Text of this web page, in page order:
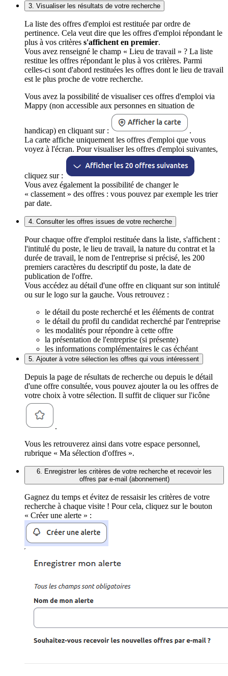
3. Visualiser les résultats de votre recherche
La liste des offres d'emploi est restituée par ordre de
pertinence. Cela veut dire que les offres d'emploi répondant le
plus à vos critères s'affichent en premier.
Vous avez renseigné le champ « Lieu de travail » ? La liste
restitue les offres répondant le plus à vos critères. Parmi
celles-ci sont d'abord restituées les offres dont le lieu de travail
est le plus proche de votre recherche.
Vous avez la possibilité de visualiser ces offres d'emploi via
Mappy (non accessible aux personnes en situation de
handicap) en cliquant sur :
.
La carte affiche uniquement les offres d'emploi que vous
voyez à l'écran. Pour visualiser les offres d'emploi suivantes,
cliquez sur :
Vous avez également la possibilité de changer le
« classement » des offres : vous pouvez par exemple les trier
par date.
4. Consulter les offres issues de votre recherche
Pour chaque offre d'emploi restituée dans la liste, s'affichent :
l'intitulé du poste, le lieu de travail, la nature du contrat et la
durée de travail, le nom de l'entreprise si précisé, les 200
premiers caractères du descriptif du poste, la date de
publication de l'offre.
Vous accédez au détail d'une offre en cliquant sur son intitulé
ou sur le logo sur la gauche. Vous retrouvez :
le détail du poste recherché et les éléments de contrat
le détail du profil du candidat recherché par l'entreprise
les modalités pour répondre à cette offre
la présentation de l'entreprise (si présente)
les informations complémentaires le cas échéant
5. Ajouter à votre sélection les offres qui vous intéressent
Depuis la page de résultats de recherche ou depuis le détail
d'une offre consultée, vous pouvez ajouter la ou les offres de
votre choix à votre sélection. Il suffit de cliquer sur l'icône
.
Vous les retrouverez ainsi dans votre espace personnel,
rubrique « Ma sélection d'offres ».
6. Enregistrer les critères de votre recherche et recevoir les
offres par e-mail (abonnement)
Gagnez du temps et évitez de ressaisir les critères de votre
recherche à chaque visite ! Pour cela, cliquez sur le bouton
« Créer une alerte » :